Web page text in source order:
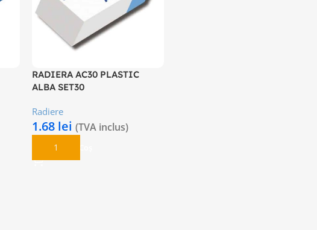
RADIERA AC30 PLASTIC
ALBA SET30
Radiere
1.68 lei (TVA inclus)
Adaugă În Coș